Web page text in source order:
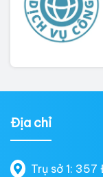
Địa chỉ
Trụ sở 1: 357